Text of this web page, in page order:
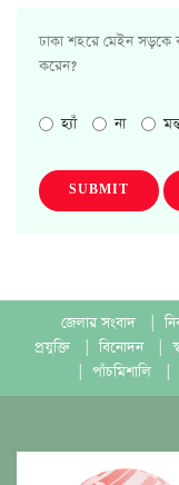
ঢাকা শহরে মেইন সড়কে
করেন?
হ্যাঁ না
SUBMIT
জেলার সংবাদ
প্রযুক্তি
বিনোদন
পাঁচমিশালি